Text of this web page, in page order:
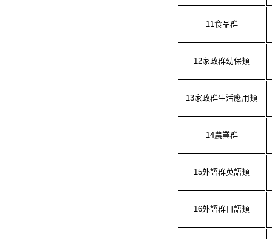
11食品群
12家政群幼保類
13家政群生活應用類
14農業群
15外語群英語類
16外語群日語類